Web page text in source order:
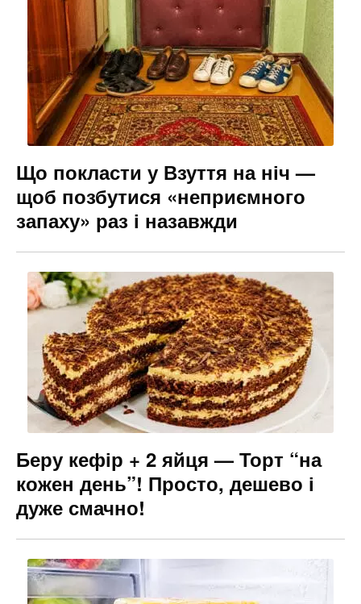
Що покласти у Взуття на ніч —
щоб позбутися «неприємного
запаху» раз і назавжди
Беру кефір + 2 яйця — Торт “на
кожен день”! Просто, дешево і
дуже смачно!